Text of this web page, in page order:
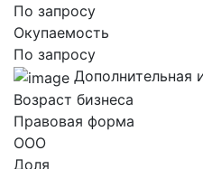
По запросу
Окупаемость
По запросу
Дополнительная
Возраст бизнеса
Правовая форма
ООО
Доля